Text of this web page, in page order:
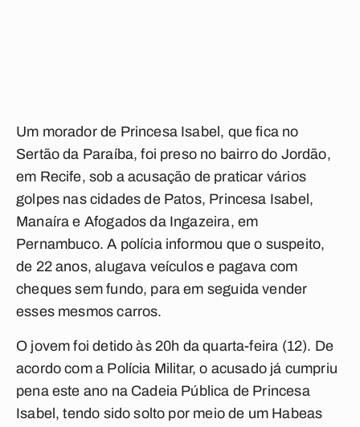
Um morador de Princesa Isabel, que fica no
Sertão da Paraíba, foi preso no bairro do Jordão,
em Recife, sob a acusação de praticar vários
golpes nas cidades de Patos, Princesa Isabel,
Manaíra e Afogados da Ingazeira, em
Pernambuco. A polícia informou que o suspeito,
de 22 anos, alugava veículos e pagava com
cheques sem fundo, para em seguida vender
esses mesmos carros.
O jovem foi detido às 20h da quarta-feira (12). De
acordo com a Polícia Militar, o acusado já cumpriu
pena este ano na Cadeia Pública de Princesa
Isabel, tendo sido solto por meio de um Habeas